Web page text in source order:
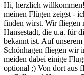
Hi, herzlich willkommen!
meinen Flügen zeigst -
finden wirst. Wir fliegen
Hansestadt, die u.a. für
bekannt ist. Auf
Schönhagen fliegen wir
meiden dabei einige
optional ;) Von dort aus